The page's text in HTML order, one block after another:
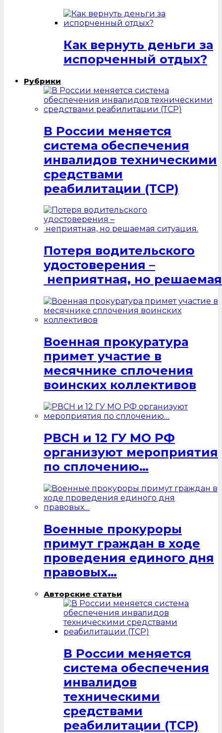
Как вернуть деньги за
испорченный отдых?
Рубрики
В России меняется
система обеспечения
инвалидов техническими
средствами
реабилитации (ТСР)
Потеря водительского
удостоверения –
неприятная, но
Военная прокуратура
примет участие в
месячнике сплочения
воинских коллективов
РВСН и 12 ГУ МО РФ
организуют мероприятия
по сплочению…
Военные прокуроры
примут граждан в ходе
проведения единого дня
правовых…
Авторские статьи
В России меняется
система обеспечения
инвалидов
техническими
средствами
реабилитации (ТСР)